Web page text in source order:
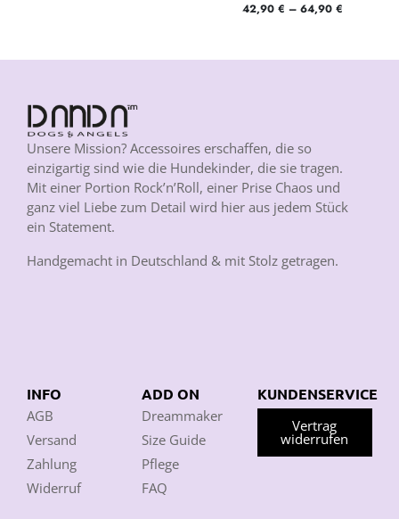
42,90 € – 64,90 €
Unsere Mission? Accessoires erschaffen, die so
einzigartig sind wie die Hundekinder, die sie tragen.
Mit einer Portion Rock’n’Roll, einer Prise Chaos und
ganz viel Liebe zum Detail wird hier aus jedem Stück
ein Statement.
Handgemacht in Deutschland & mit Stolz getragen.
INFO
AGB
Versand
Zahlung
Widerruf
ADD ON
Dreammaker
Size Guide
Pflege
FAQ
KUNDENSERVICE
Vertrag
widerrufen